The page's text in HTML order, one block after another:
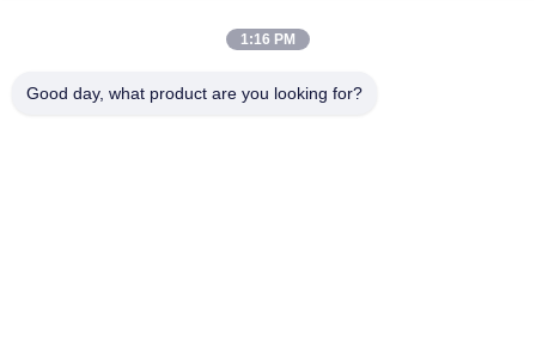
1:16 PM
Good day, what product are you looking for?